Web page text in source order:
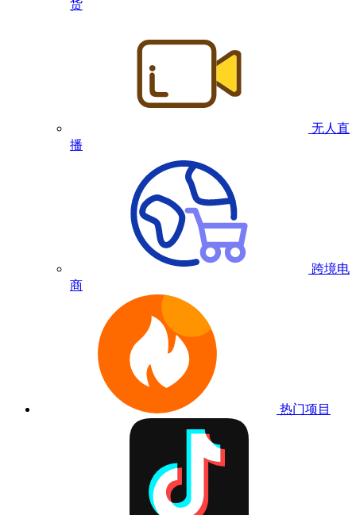
货
无人直
播
跨境电
商
热门项目